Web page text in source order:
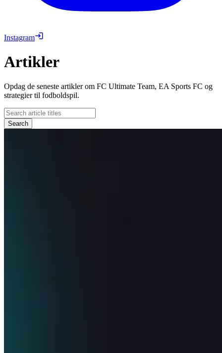
Instagram
Artikler
Opdag de seneste artikler om FC Ultimate Team, EA Sports FC og
strategier til fodboldspil.
Search